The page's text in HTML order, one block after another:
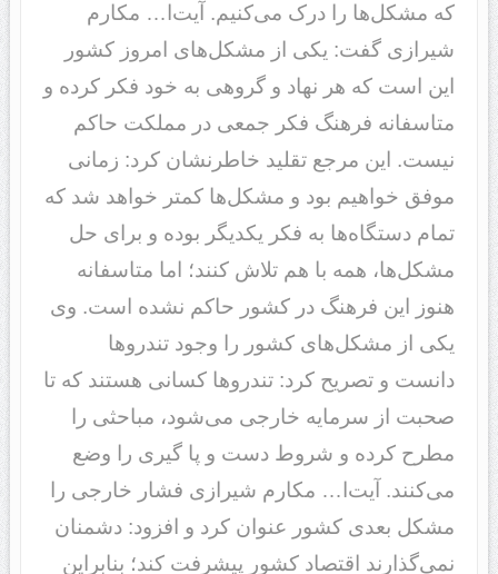
که مشکل‌ها را درک می‌کنیم. آیت‌ا… مکارم
شیرازی گفت: یکی از مشکل‌های امروز کشور
این است که هر نهاد و گروهی به خود فکر کرده و
متاسفانه فرهنگ فکر جمعی در مملکت حاکم
نیست. این مرجع تقلید خاطرنشان کرد: زمانی
موفق خواهیم بود و مشکل‌ها کمتر خواهد شد که
تمام دستگاه‌ها به فکر یکدیگر بوده و برای حل
مشکل‌ها، همه با هم تلاش کنند؛ اما متاسفانه
هنوز این فرهنگ در کشور حاکم نشده است. وی
یکی از مشکل‌های کشور را وجود تندرو‌ها
دانست و تصریح کرد: تندرو‌ها کسانی هستند که تا
صحبت از سرمایه خارجی می‌شود، مباحثی را
مطرح کرده و شروط دست و پا گیری را وضع
می‌کنند. آیت‌ا… مکارم شیرازی فشار خارجی را
مشکل بعدی کشور عنوان کرد و افزود: دشمنان
نمی‌گذارند اقتصاد کشور پیشرفت کند؛ بنابراین